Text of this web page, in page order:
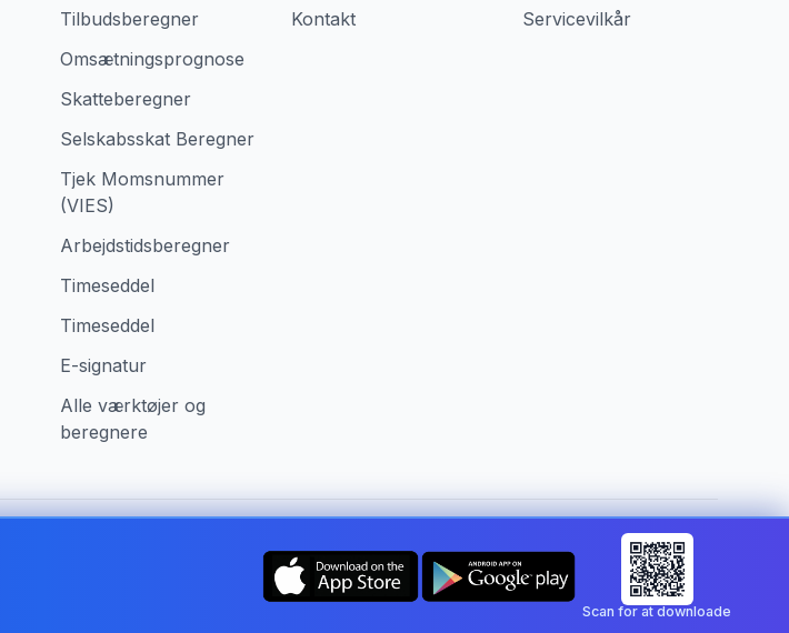
Tilbudsberegner
Omsætningsprognose
Skatteberegner
Selskabsskat Beregner
Tjek Momsnummer
(VIES)
Arbejdstidsberegner
Timeseddel
Timeseddel
E-signatur
Alle værktøjer og
beregnere
Kontakt
Servicevilkår
Skift land: Denmark
Scan for at downloade